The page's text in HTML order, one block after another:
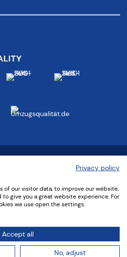
Imprint•Intranet
Privacy policy
of our visitor data, to improve our website,
give you a great website experience. For
we use open the settings.
Accept all
No, adjust